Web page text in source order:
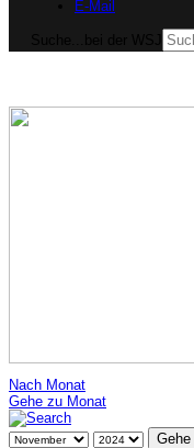
E-Mail
Nach Monat
Gehe zu Monat